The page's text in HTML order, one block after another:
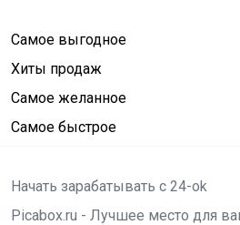
Самое выгодное
Хиты продаж
Самое желанное
Самое быстрое
Начать зарабатывать с 24-ok
Picabox.ru - Лучшее место для